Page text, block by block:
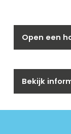
Open een
Bekijk